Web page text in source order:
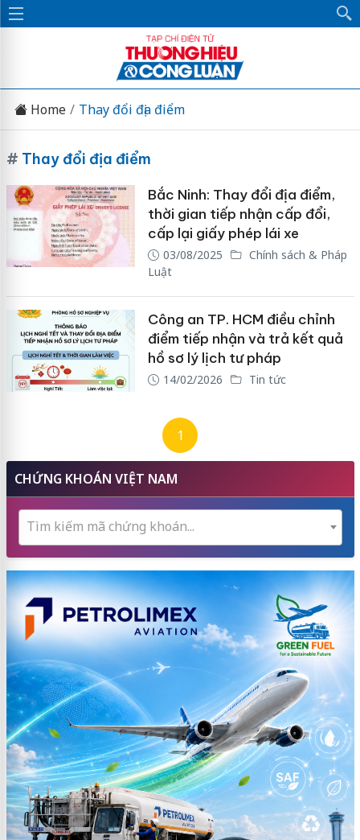
Home Thay đổi địa điểm
# Thay đổi địa điểm
Bắc Ninh: Thay đổi địa điểm,
thời gian tiếp nhận cấp đổi,
cấp lại giấy phép lái xe
03/08/2025
Chính sách & Pháp
Luật
Công an TP. HCM điều chỉnh
điểm tiếp nhận và trả kết quả
hồ sơ lý lịch tư pháp
14/02/2026 Tin tức
1
CHỨNG KHOÁN VIỆT NAM
Tìm kiếm mã chứng khoán...